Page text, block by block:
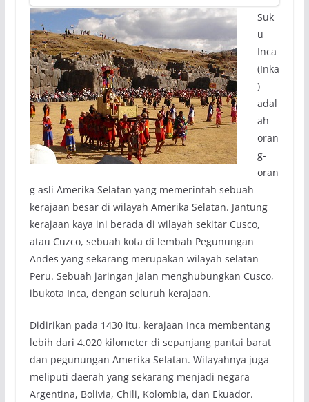
Suk
u
Inca
(Inka
)
adal
ah
oran
g-
oran
g asli Amerika Selatan yang memerintah sebuah
kerajaan besar di wilayah Amerika Selatan. Jantung
kerajaan kaya ini berada di wilayah sekitar Cusco,
atau Cuzco, sebuah kota di lembah Pegunungan
Andes yang sekarang merupakan wilayah selatan
Peru. Sebuah jaringan jalan menghubungkan Cusco,
ibukota Inca, dengan seluruh kerajaan.
Didirikan pada 1430 itu, kerajaan Inca membentang
lebih dari 4.020 kilometer di sepanjang pantai barat
dan pegunungan Amerika Selatan. Wilayahnya juga
meliputi daerah yang sekarang menjadi negara
Argentina, Bolivia, Chili, Kolombia, dan Ekuador.